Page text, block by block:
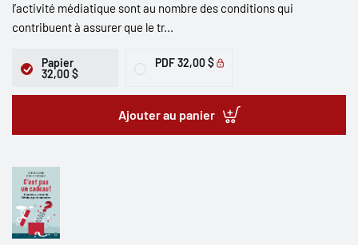
l’activité médiatique sont au nombre des conditions qui
contribuent à assurer que le tr...
Papier
32,00 $
PDF32,00 $
Ajouter au panier